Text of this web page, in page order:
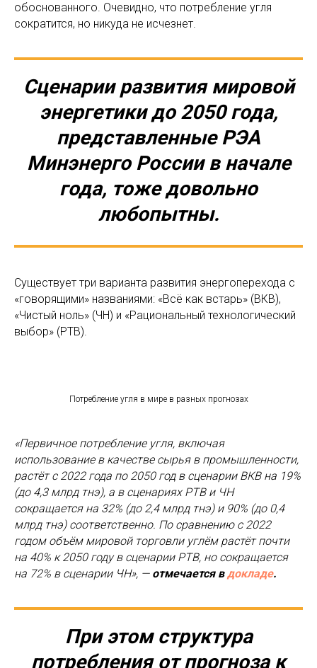
обоснованного. Очевидно, что потребление угля
сократится, но никуда не исчезнет.
Сценарии развития мировой
энергетики до 2050 года,
представленные РЭА
Минэнерго России в начале
года, тоже довольно
любопытны.
Существует три варианта развития энергоперехода с
«говорящими» названиями: «Всё как встарь» (ВКВ),
«Чистый ноль» (ЧН) и «Рациональный технологический
выбор» (РТВ).
Потребление угля в мире в разных прогнозах
«Первичное потребление угля, включая
использование в качестве сырья в промышленности,
растёт с 2022 года по 2050 год в сценарии ВКВ на 19%
(до 4,3 млрд тнэ), а в сценариях РТВ и ЧН
сокращается на 32% (до 2,4 млрд тнэ) и 90% (до 0,4
млрд тнэ) соответственно. По сравнению с 2022
годом объём мировой торговли углём растёт почти
на 40% к 2050 году в сценарии РТВ, но сокращается
на 72% в сценарии ЧН», — отмечается вдокладе.
При этом структура
потребления от прогноза к